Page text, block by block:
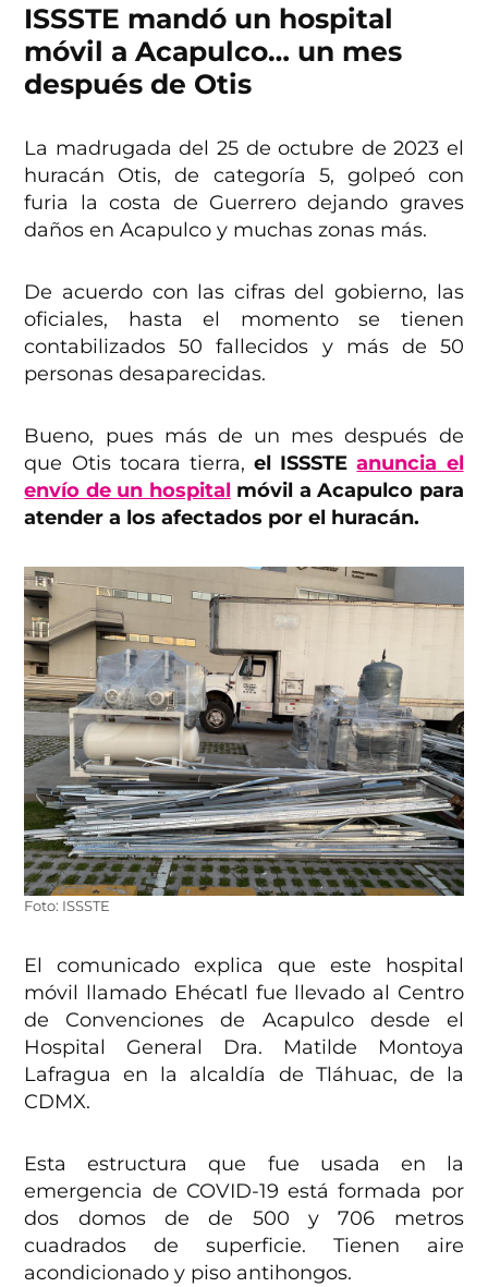
ISSSTE mandó un hospital
móvil a Acapulco… un mes
después de Otis
La madrugada del 25 de octubre de 2023 el
huracán Otis, de categoría 5, golpeó con
furia la costa de Guerrero dejando graves
daños en Acapulco y muchas zonas más.
De acuerdo con las cifras del gobierno, las
oficiales, hasta el momento se tienen
contabilizados 50 fallecidos y más de 50
personas desaparecidas.
Bueno, pues más de un mes después de
que Otis tocara tierra,el ISSSTEanuncia el
envío de un hospitalmóvil a Acapulco para
atender a los afectados por el huracán.
Foto: ISSSTE
El comunicado explica que este hospital
móvil llamado Ehécatl fue llevado al Centro
de Convenciones de Acapulco desde el
Hospital General Dra. Matilde Montoya
Lafragua en la alcaldía de Tláhuac, de la
CDMX.
Esta estructura que fue usada en la
emergencia de COVID-19 está formada por
dos domos de de 500 y 706 metros
cuadrados de superficie. Tienen aire
acondicionado y piso antihongos.